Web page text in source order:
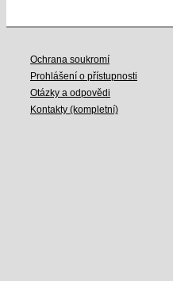
Ochrana soukromí
Prohlášení o přístupnosti
Otázky a odpovědi
Kontakty (kompletní)